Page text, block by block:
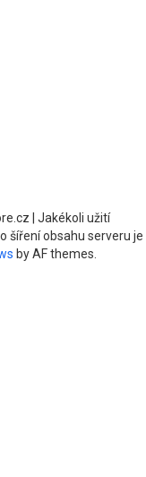
| Jakékoli užití
šíření obsahu serveru je
by AF themes.